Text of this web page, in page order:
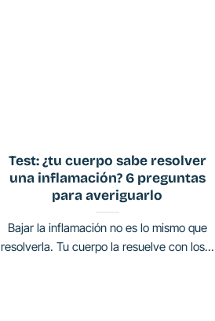
Test: ¿tu cuerpo sabe resolver
una inflamación? 6 preguntas
para averiguarlo
Bajar la inflamación no es lo mismo que
resolverla. Tu cuerpo la resuelve con los...